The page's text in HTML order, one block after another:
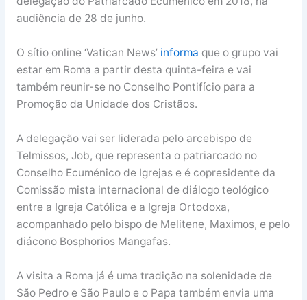
audiência de 28 de junho.
O sítio online ‘Vatican News’ informa que o grupo vai
estar em Roma a partir desta quinta-feira e vai
também reunir-se no Conselho Pontifício para a
Promoção da Unidade dos Cristãos.
A delegação vai ser liderada pelo arcebispo de
Telmissos, Job, que representa o patriarcado no
Conselho Ecuménico de Igrejas e é copresidente da
Comissão mista internacional de diálogo teológico
entre a Igreja Católica e a Igreja Ortodoxa,
acompanhado pelo bispo de Melitene, Maximos, e pelo
diácono Bosphorios Mangafas.
A visita a Roma já é uma tradição na solenidade de
São Pedro e São Paulo e o Papa também envia uma